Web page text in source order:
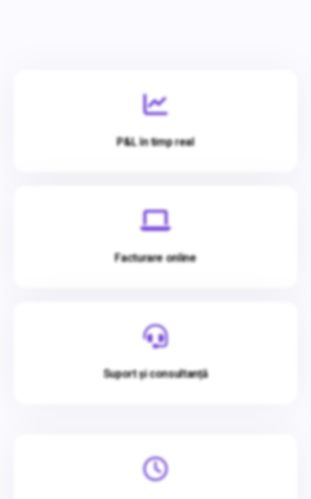
P&L în timp real
Facturare online
Suport și consultanță